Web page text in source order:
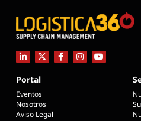
Portal
Eventos
Nosotros
Aviso Legal